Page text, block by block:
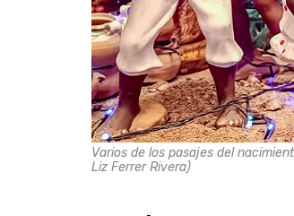
Varios de los pasajes del
Liz Ferrer Rivera)